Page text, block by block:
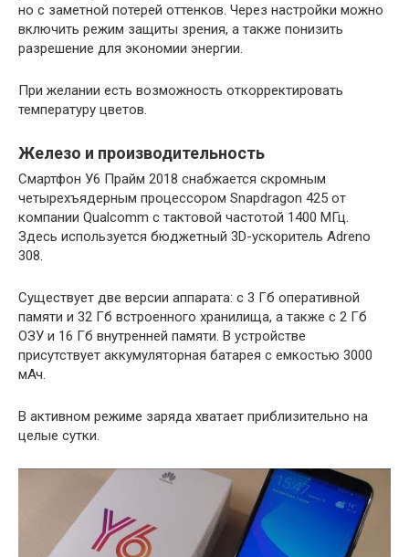
но с заметной потерей оттенков. Через настройки можно
включить режим защиты зрения, а также понизить
разрешение для экономии энергии.
При желании есть возможность откорректировать
температуру цветов.
Железо и производительность
Смартфон У6 Прайм 2018 снабжается скромным
четырехъядерным процессором Snapdragon 425 от
компании Qualcomm с тактовой частотой 1400 МГц.
Здесь используется бюджетный 3D-ускоритель Adreno
308.
Существует две версии аппарата: с 3 Гб оперативной
памяти и 32 Гб встроенного хранилища, а также с 2 Гб
ОЗУ и 16 Гб внутренней памяти. В устройстве
присутствует аккумуляторная батарея с емкостью 3000
мАч.
В активном режиме заряда хватает приблизительно на
целые сутки.